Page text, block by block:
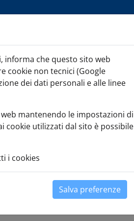
Iscriviti alla Newsletter
informa che questo sito web
cookie non tecnici (Google
dei dati personali e alle linee
mantenendo le impostazioni di
cookie utilizzati dal sito è possibile
i cookies
Salva preferenze